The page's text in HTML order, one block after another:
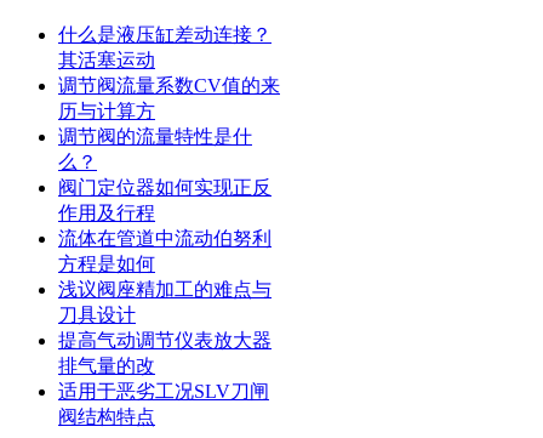
什么是液压缸差动连接？
其活塞运动
调节阀流量系数CV值的来
历与计算方
调节阀的流量特性是什
么？
阀门定位器如何实现正反
作用及行程
流体在管道中流动伯努利
方程是如何
浅议阀座精加工的难点与
刀具设计
提高气动调节仪表放大器
排气量的改
适用于恶劣工况SLV刀闸
阀结构特点